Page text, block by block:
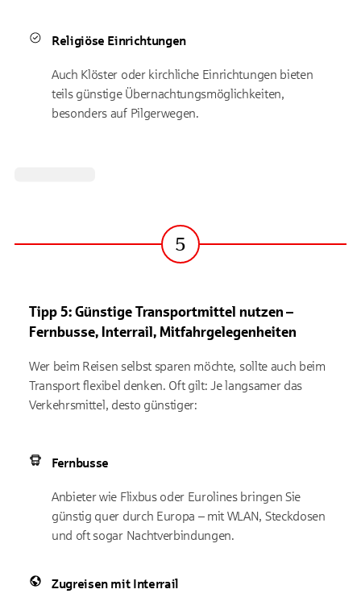
Religiöse Einrichtungen
Auch Klöster oder kirchliche Einrichtungen bieten
teils günstige Übernachtungsmöglichkeiten,
besonders auf Pilgerwegen.
Schritt
5
Tipp 5: Günstige Transportmittel nutzen –
Fernbusse, Interrail, Mitfahrgelegenheiten
Wer beim Reisen selbst sparen möchte, sollte auch beim
Transport flexibel denken. Oft gilt: Je langsamer das
Verkehrsmittel, desto günstiger:
Fernbusse
Anbieter wie Flixbus oder Eurolines bringen Sie
günstig quer durch Europa – mit WLAN, Steckdosen
und oft sogar Nachtverbindungen.
Zugreisen mit Interrail